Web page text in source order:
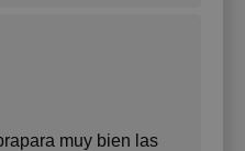
muy bien las